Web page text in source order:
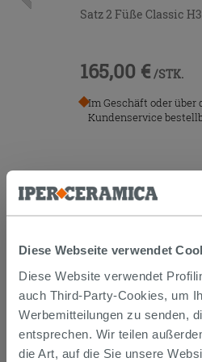
Diese Webseite verwendet
Diese Website verwendet
auch Third-Party-Cookies, um
Werbemitteilungen zu senden,
entsprechen. Wir teilen
die Art, auf die Sie unsere
Satz 2 Füße Classic
165,00 € /STK.
Im Geschäft oder über
Kundenservice
Versand
Die Waren werden
Werktagen ab der